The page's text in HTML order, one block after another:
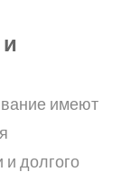
имеют
и долгого